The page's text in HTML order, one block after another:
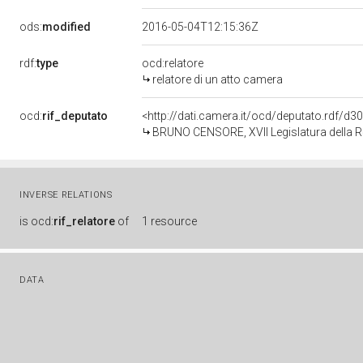
ods:modified 2016-05-04T12:15:36Z
rdf:type
ocd:relatore
relatore di un atto camera
ocd:rif_deputato
<http://dati.camera.it/ocd/deputato.rdf/
BRUNO CENSORE, XVII Legislatura della
INVERSE RELATIONS
is ocd:rif_relatore of 1 resource
DATA